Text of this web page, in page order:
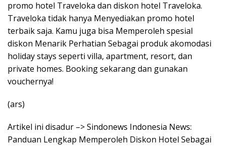
promo hotel Traveloka dan diskon hotel Traveloka.
Traveloka tidak hanya Menyediakan promo hotel
terbaik saja. Kamu juga bisa Memperoleh spesial
diskon Menarik Perhatian Sebagai produk akomodasi
holiday stays seperti villa, apartment, resort, dan
private homes. Booking sekarang dan gunakan
vouchernya!
(ars)
Artikel ini disadur –> Sindonews Indonesia News:
Panduan Lengkap Memperoleh Diskon Hotel Sebagai